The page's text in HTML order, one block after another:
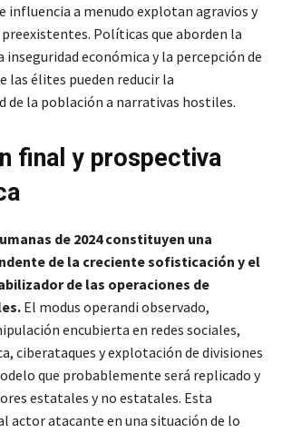
influencia a menudo explotan agravios y
Políticas que aborden la
inseguridad económica y la percepción de
las élites pueden reducir la
de la población a narrativas hostiles.
final y prospectiva
de 2024 constituyen una
de la creciente sofisticación y el
de las operaciones de
El modus operandi observado,
encubierta en redes sociales,
ciberataques y explotación de divisiones
que probablemente será replicado y
estatales y no estatales. Esta
actor atacante en una situación de lo